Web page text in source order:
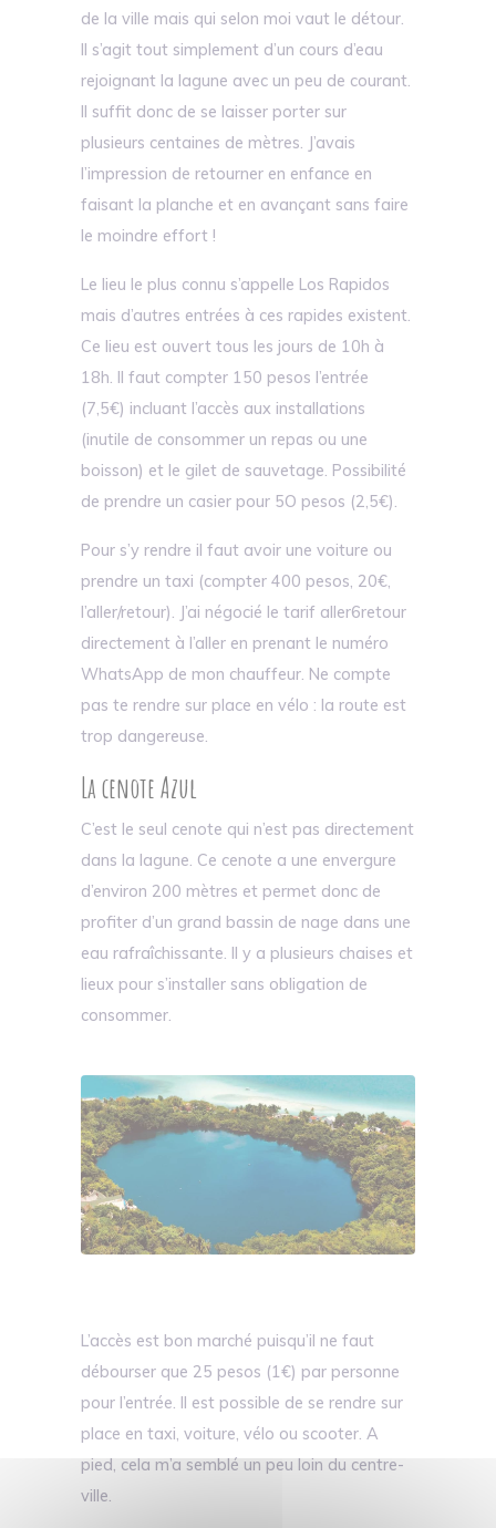
de la ville mais qui selon moi vaut le détour.
Il s’agit tout simplement d’un cours d’eau
rejoignant la lagune avec un peu de courant.
Il suffit donc de se laisser porter sur
plusieurs centaines de mètres. J’avais
l’impression de retourner en enfance en
faisant la planche et en avançant sans faire
le moindre effort !
Le lieu le plus connu s’appelle Los Rapidos
mais d’autres entrées à ces rapides existent.
Ce lieu est ouvert tous les jours de 10h à
18h. Il faut compter 150 pesos l’entrée
(7,5€) incluant l’accès aux installations
(inutile de consommer un repas ou une
boisson) et le gilet de sauvetage. Possibilité
de prendre un casier pour 5O pesos (2,5€).
Pour s’y rendre il faut avoir une voiture ou
prendre un taxi (compter 400 pesos, 20€,
l’aller/retour). J’ai négocié le tarif aller6retour
directement à l’aller en prenant le numéro
WhatsApp de mon chauffeur. Ne compte
pas te rendre sur place en vélo : la route est
trop dangereuse.
La cenote Azul
C’est le seul cenote qui n’est pas directement
dans la lagune. Ce cenote a une envergure
d’environ 200 mètres et permet donc de
profiter d’un grand bassin de nage dans une
eau rafraîchissante. Il y a plusieurs chaises et
lieux pour s’installer sans obligation de
consommer.
L’accès est bon marché puisqu’il ne faut
débourser que 25 pesos (1€) par personne
pour l’entrée. Il est possible de se rendre sur
place en taxi, voiture, vélo ou scooter. A
pied, cela m’a semblé un peu loin du centre-
ville.